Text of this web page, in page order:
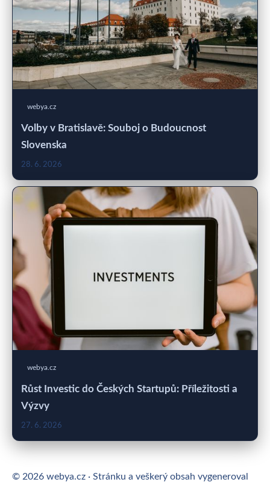
webya.cz
Volby v Bratislavě: Souboj o Budoucnost
Slovenska
28. 6. 2026
webya.cz
Růst Investic do Českých Startupů: Příležitosti a
Výzvy
27. 6. 2026
© 2026 webya.cz · Stránku a veškerý obsah vygeneroval